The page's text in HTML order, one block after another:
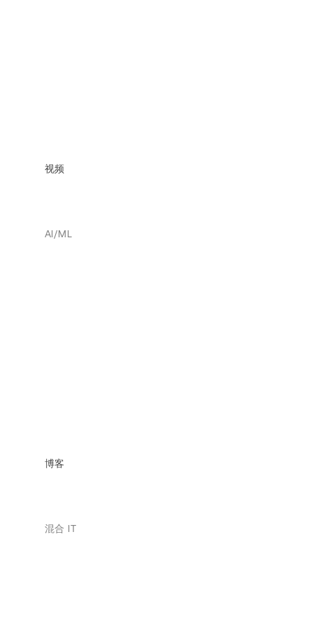
视频
AI/ML
博客
混合 IT